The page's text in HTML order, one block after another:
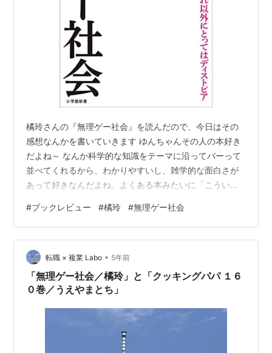
橘玲さんの『無理ゲー社会』を読んだので、今日はその
感想なんかを書いていきます ゆんちゃんその人の本好き
だよね～ なんか科学的な知識をテーマに沿ってバーって
並べてくれるから、わかりやすいし、雑学的な面白さが
あって好きなんだよね。よくある本みたいに「こういう
いから自分で考える楽しさがあるのも良い。今回もそん
な感じだよ。 橘玲『無理ゲー社会』の目次 橘玲『無理ゲ
ー社会』の概要 橘玲『無理ゲー社会』の感想 橘玲『無理
ゲー社会』の目次 無理ゲー社会の目次はざっと以下のよ
うな感じになっています。 はじめに 「苦しまずに自殺す
る権利」を求める若者たち PAR…
#ブックレビュー #橘玲 #無理ゲー社会
転職 × 複業 Labo • 5年前
「無理ゲー社会／橘玲」と「クッキングパパ １６
０巻／うえやまとち」